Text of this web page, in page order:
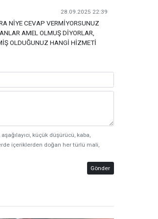
28.09.2025 22:39
NİYE CEVAP VERMİYORSUNUZ
AMEL OLMUŞ DİYORLAR,
OLDUĞUNUZ HANGİ HİZMETİ
küçük düşürücü, kaba,
içeriklerden doğan her türlü mali,
Gönder